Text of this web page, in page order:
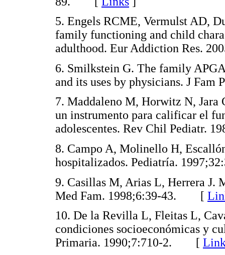
5. Engels RCME, Vermulst AD,
family functioning and child
adulthood. Eur Addiction Res.
6. Smilkstein G. The family
and its uses by physicians. J
7. Maddaleno M, Horwitz N, Jara
un instrumento para calificar el
adolescentes. Rev Chil
8. Campo A, Molinello H,
hospitalizados. Pediatría.
9. Casillas M, Arias L, Herrera J.
Med Fam. 1998;6:39-43. [
10. De la Revilla L, Fleitas L,
condiciones socioeconómicas y
Primaria. 1990;7:710-2. [